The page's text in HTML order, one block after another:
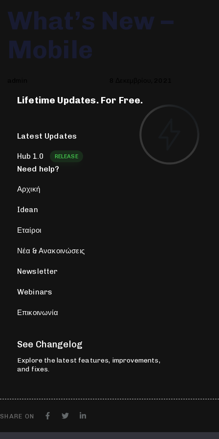
IN:
What’s New –
Mobile
on:
Lifetime Updates. For Free.
Latest Updates
Hub 1.0 RELEASE
Need help?
Αρχική
Idean
Εταίροι
Νέα & Ανακοινώσεις
Newsletter
Webinars
Επικοινωνία
See Changelog
Explore the latest features, improvements,
and fixes.
SHARE ON